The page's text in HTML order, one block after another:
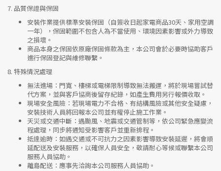
7. 品質保證與保固
安裝作業提供標準安裝保固（自簽收日起家電商品30天、家用空調
一年），保固範圍不包含人為不當使用、環境因素影響或外力導致
之損壞。
商品本身之保固依原廠保固條款為主，本公司會於必要時協助客戶
進行保固登記與維修聯繫。
8. 特殊情況處理
無法進場 ：門寬、樓梯或電梯限制導致無法搬運，將於現場嘗試替
代方案，並與客戶協商後留存紀錄，如產生費用另行報價收取。
現場安全風險 ： 若現場電力不合格、有結構風險或其他安全疑慮，
安裝技術人員將回報本公司並有權停止施工作業。
天災或交通中斷 ：遇颱風、地震或交通管制等，依公司緊急應變流
程處理，同步將通知受影響客戶並重新排程。
抵達逾時 ：如遇交通或不可抗力之因素影響導致安裝延遲，將會順
延配送及安裝服務，以確保人員安全，敬請耐心等候或聯繫本公司
服務人員協助。
離島配送 ：應事先洽詢本公司服務人員協助。